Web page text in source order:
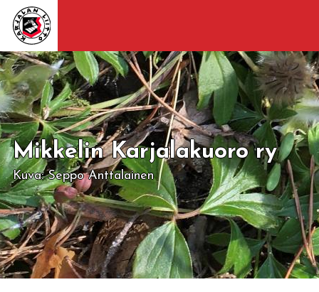
Mikkelin Karjalakuoro ry
Kuva: Seppo Anttalainen